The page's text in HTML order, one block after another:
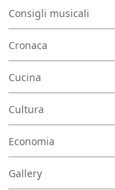
Consigli musicali
Cronaca
Cucina
Cultura
Economia
Gallery